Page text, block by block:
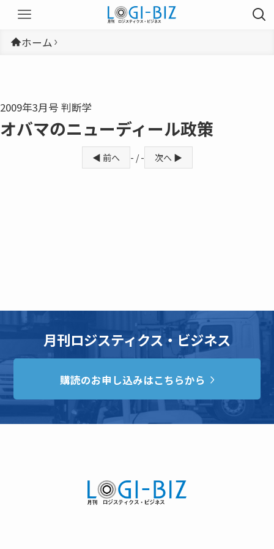
ホーム
2009年3月号 判断学
オバマのニューディール政策
◀ 前へ - / - 次へ ▶
月刊ロジスティクス・ビジネス
購読のお申し込みはこちらから